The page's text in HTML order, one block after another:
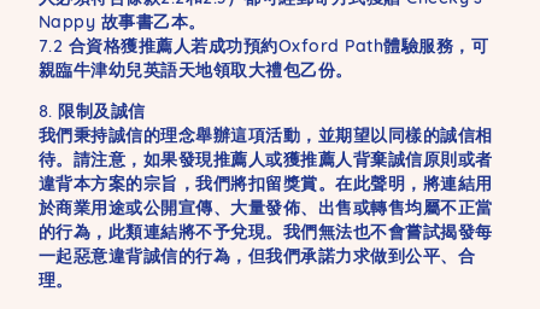
Nappy 故事書乙本。
7.2 合資格獲推薦人若成功預約Oxford Path體驗服務，可
親臨牛津幼兒英語天地領取大禮包乙份。
8. 限制及誠信
我們秉持誠信的理念舉辦這項活動，並期望以同樣的誠信相
待。請注意，如果發現推薦人或獲推薦人背棄誠信原則或者
違背本方案的宗旨，我們將扣留獎賞。在此聲明，將連結用
於商業用途或公開宣傳、大量發佈、出售或轉售均屬不正當
的行為，此類連結將不予兌現。我們無法也不會嘗試揭發每
一起惡意違背誠信的行為，但我們承諾力求做到公平、合
理。